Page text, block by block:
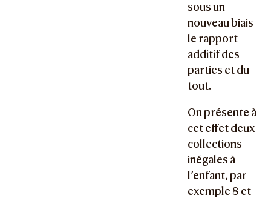
sous un
nouveau biais
le rapport
additif des
parties et du
tout.
On présente à
cet effet deux
collections
inégales à
l’enfant, par
exemple 8 et